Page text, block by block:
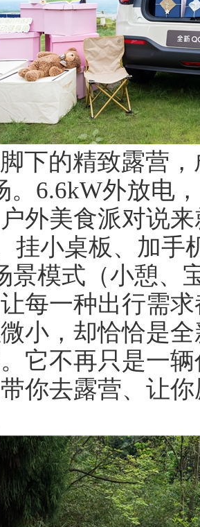
下的精致露营
。6.6kW外放电
外美食派对说
挂小桌板、加
景模式（小憩、
每一种出行需
小，却恰恰是
它不再只是一
你去露营、让